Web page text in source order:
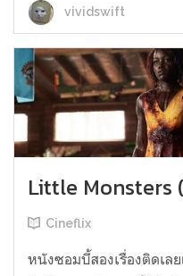
vividswift
Little Monsters
Cineflix
หนังซอมบี้สองเรื่องติดเล